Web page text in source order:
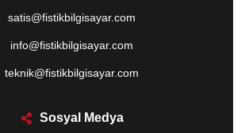
satis@fistikbilgisayar.com
info@fistikbilgisayar.com
teknik@fistikbilgisayar.com
Sosyal Medya